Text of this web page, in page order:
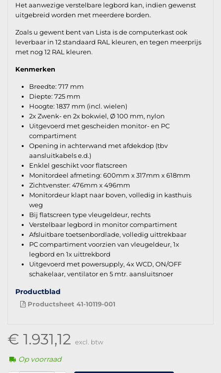
Het aanwezige verstelbare legbord kan, indien gewenst
uitgebreid worden met meerdere borden.
Zoals u gewent bent van Lista is de computerkast ook
leverbaar in 12 standaard RAL kleuren, en tegen meerprijs
met nog 12 RAL kleuren.
Kenmerken
Breedte: 717 mm
Diepte: 725 mm
Hoogte: 1837 mm (incl. wielen)
2x Zwenk- en 2x bokwiel, Ø 100 mm, nylon
Uitgevoerd met gescheiden monitor- en PC
compartiment
Opening in achterwand met afdekdop (tbv
aansluitkabels e.d.)
Enklel geschikt voor flatscreen
Monitordeel afmeting: 600mm x 317mm x 618mm
Zichtvenster: 476mm x 496mm
Monitordeur klapt naar boven, volledig in kasthuis
weg
Bij flatscreen type vleugeldeur, rechts
Verstelbaar legbord in monitor compartiment
Afsluitbare toetsenbordlade, volledig uittrekbaar
PC compartiment voorzien van vleugeldeur, 1x
legbord en 1x uittrekbord
Uitgevoerd met powersupply, 4x WCD, ON/OFF
schakelaar, ventilator en 5 mtr. aansluitsnoer
Productblad
Productsheet 41-10119-001
€ 1.931,12 excl. btw
Op voorraad